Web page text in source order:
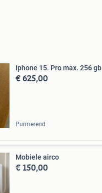
Iphone 15. Pro max. 256 gb
€ 625,00
Purmerend
Mobiele airco
€ 150,00